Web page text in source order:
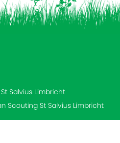
Salvius Limbricht
Scouting St Salvius Limbricht